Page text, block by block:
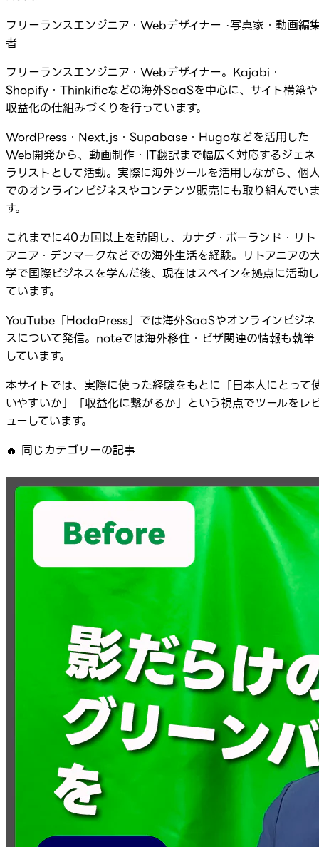
フリーランスエンジニア・Webデザイナー ·写真家・動画編
者
フリーランスエンジニア・Webデザイナー。Kajabi・
Shopify・Thinkificなどの海外SaaSを中心に、サイト構築や
収益化の仕組みづくりを行っています。
WordPress・Next.js・Supabase・Hugoなどを活用した
Web開発から、動画制作・IT翻訳まで幅広く対応するジェネ
ラリストとして活動。実際に海外ツールを活用しながら、個
でのオンラインビジネスやコンテンツ販売にも取り組んでい
す。
これまでに40カ国以上を訪問し、カナダ・ポーランド・リト
アニア・デンマークなどでの海外生活を経験。リトアニアの
学で国際ビジネスを学んだ後、現在はスペインを拠点に活動し
ています。
YouTube「HodaPress」では海外SaaSやオンラインビジネ
スについて発信。noteでは海外移住・ビザ関連の情報も執筆
しています。
本サイトでは、実際に使った経験をもとに「日本人にとって
いやすいか」「収益化に繋がるか」という視点でツールをレ
ューしています。
🔥 同じカテゴリーの記事